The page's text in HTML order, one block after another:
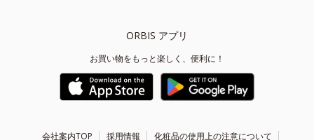
ORBIS アプリ
お買い物をもっと楽しく、便利に！
会社案内TOP 採用情報 化粧品の使用上の注意について